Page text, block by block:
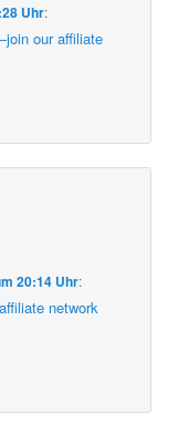
Uhr:
our affiliate
20:14 Uhr:
network